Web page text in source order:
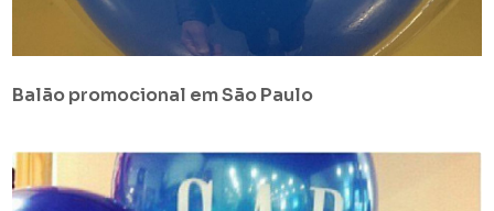
Balão promocional em São Paulo